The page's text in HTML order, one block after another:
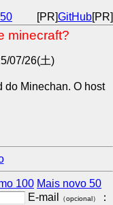
[PR]GitHub[PR]
minecraft?
07/26(土)
do Minechan. O host
100 Mais novo 50
E-mail （opcional） ：